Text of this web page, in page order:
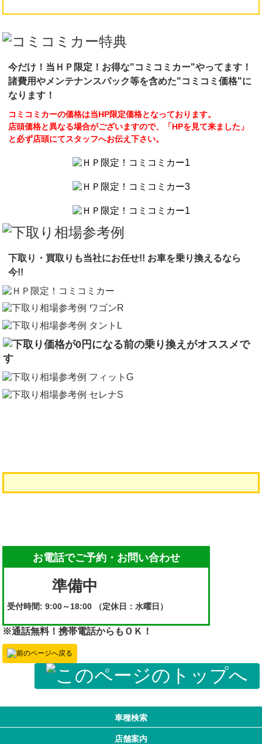
今だけ！当ＨＰ限定！お得な"コミコミカー"やってます！
諸費用やメンテナンスパック等を含めた"コミコミ価格"に
なります！
コミコミカーの価格は当HP限定価格となっております。
店頭価格と異なる場合がございますので、「HPを見て来ました」
と必ず店頭にてスタッフへお伝え下さい。
下取り・買取りも当社にお任せ!! お車を乗り換えるなら
今!!
お電話でご予約・お問い合わせ
準備中
受付時間: 9:00～18:00 （定休日：水曜日）
※通話無料！携帯電話からもＯＫ！
車種検索
店舗案内